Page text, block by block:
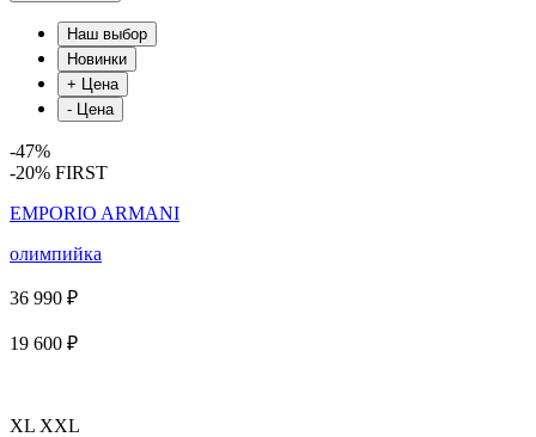
-47%
-20% FIRST
EMPORIO ARMANI
олимпийка
36 990 ₽
19 600 ₽
XL XXL